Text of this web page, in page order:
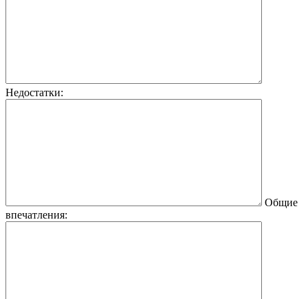
Недостатки:
Общие
впечатления: